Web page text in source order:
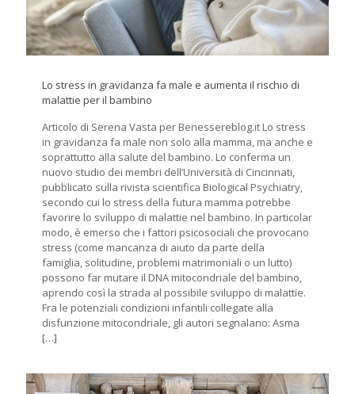
Lo stress in gravidanza fa male e aumenta il rischio di
malattie per il bambino
Articolo di Serena Vasta per Benessereblog.it Lo stress
in gravidanza fa male non solo alla mamma, ma anche e
soprattutto alla salute del bambino. Lo conferma un
nuovo studio dei membri dell’Università di Cincinnati,
pubblicato sulla rivista scientifica Biological Psychiatry,
secondo cui lo stress della futura mamma potrebbe
favorire lo sviluppo di malattie nel bambino. In particolar
modo, è emerso che i fattori psicosociali che provocano
stress (come mancanza di aiuto da parte della
famiglia, solitudine, problemi matrimoniali o un lutto)
possono far mutare il DNA mitocondriale del bambino,
aprendo così la strada al possibile sviluppo di malattie.
Fra le potenziali condizioni infantili collegate alla
disfunzione mitocondriale, gli autori segnalano: Asma
[…]